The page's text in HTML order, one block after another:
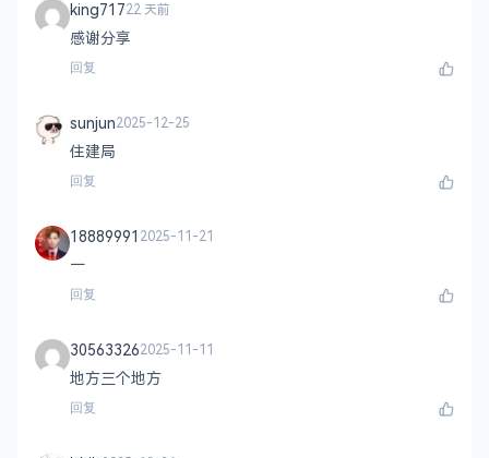
king71722 天前
感谢分享
回复
sunjun2025-12-25
住建局
回复
18889991 2025-11-21
一
回复
305633262025-11-11
地方三个地方
回复